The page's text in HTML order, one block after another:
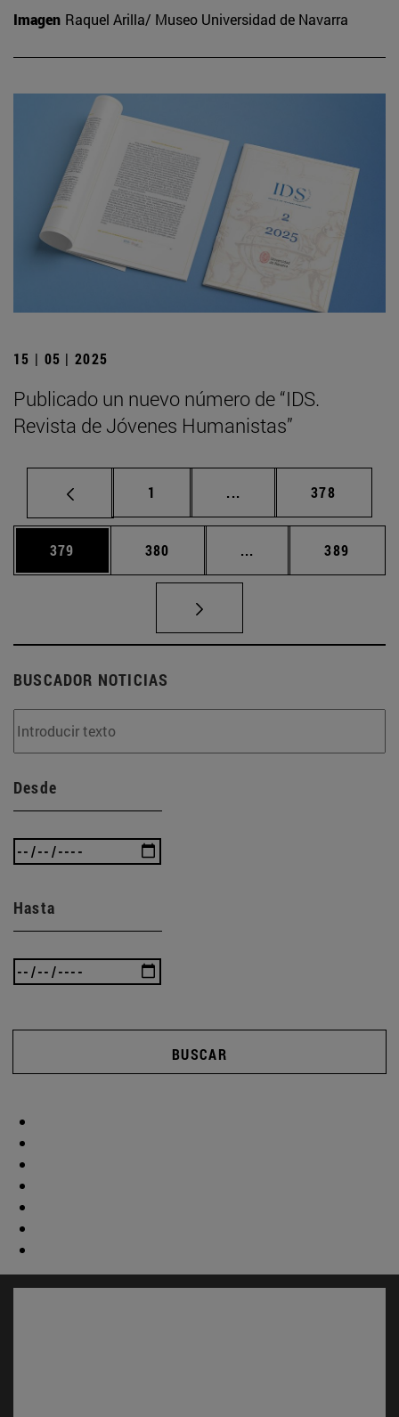
Imagen Raquel Arilla/ Museo Universidad de Navarra
15 | 05 | 2025
Publicado un nuevo número de “IDS.
Revista de Jóvenes Humanistas”
Página
1 ... Páginas intermedias
Página
378
Página
379 Página
380 ... Páginas intermedias
Página
389
BUSCADOR NOTICIAS
Desde
Hasta
BUSCAR